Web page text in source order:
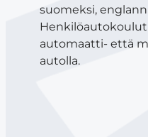
suomeksi,
automaatti- että
autolla.